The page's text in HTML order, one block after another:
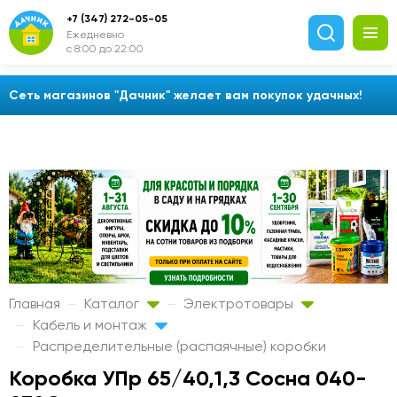
Сеть магазинов "Дачник" желает вам покупок удачных!
+7 (347) 272-05-05
Ежедневно
с 8:00 до 22:00
Главная Каталог
Электротовары
Кабель и монтаж
Распределительные (распаячные) коробки
Коробка УПр 65/40,1,3 Сосна 040-